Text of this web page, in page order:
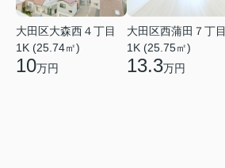
大田区大森西４丁目
1K (25.74㎡)
10万円
大田区西蒲田７丁目
1K (25.75㎡)
13.3万円